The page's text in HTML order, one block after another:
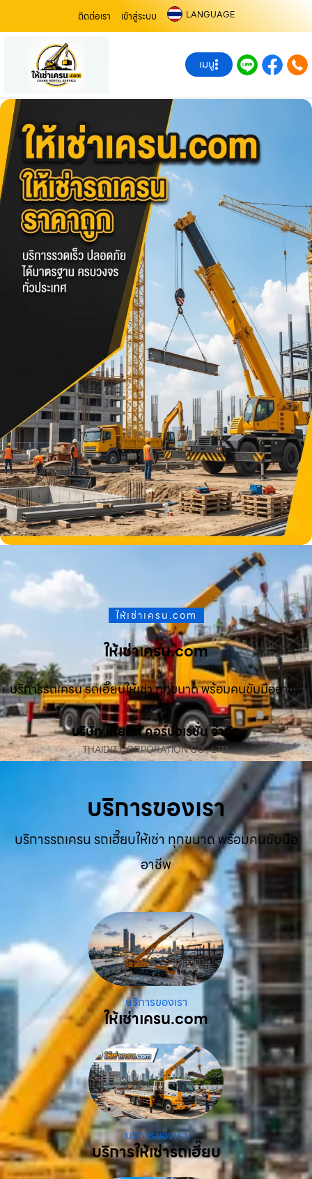
ติดต่อเรา เข้าสู่ระบบ LANGUAGE
เมนู
ให้เช่าเครน.com
ให้เช่าเครน.com
บริการรถเครน รถเฮี๊ยบให้เช่า ทุกขนาด พร้อมคนขับมืออาชีพ
บริษัท ไทยดิท คอร์ปอเรชั่น จำกัด
THAIDIT CORPORATION CO., LTD.
บริการของเรา
บริการรถเครน รถเฮี๊ยบให้เช่า ทุกขนาด พร้อมคนขับมือ
อาชีพ
บริการของเรา
ให้เช่าเครน.com
บริการของเรา
บริการให้เช่ารถเฮี๊ยบ